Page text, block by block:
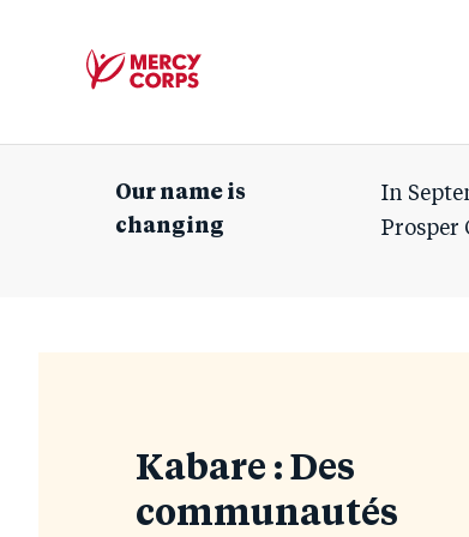
Our name is
changing
In
Prosper
Blog
Kabare : Des
communautés